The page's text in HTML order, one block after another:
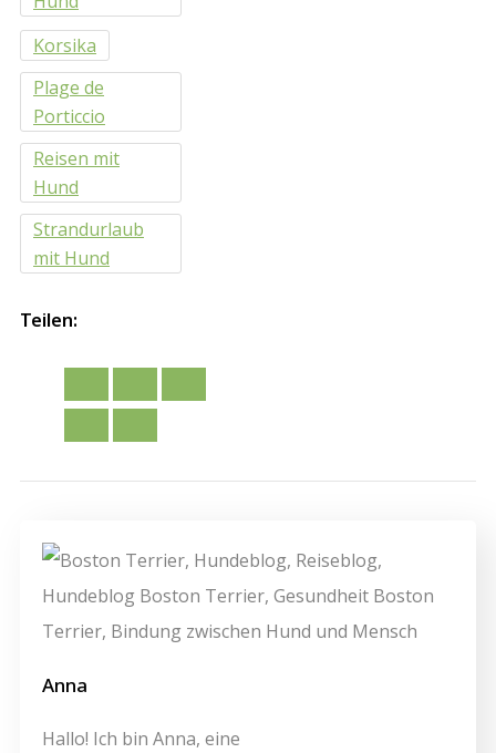
Korsika
Plage de
Porticcio
Reisen mit
Hund
Strandurlaub
mit Hund
Teilen:
Anna
Hallo! Ich bin Anna, eine